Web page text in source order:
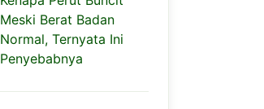
Meski Berat Badan
Normal, Ternyata Ini
Penyebabnya